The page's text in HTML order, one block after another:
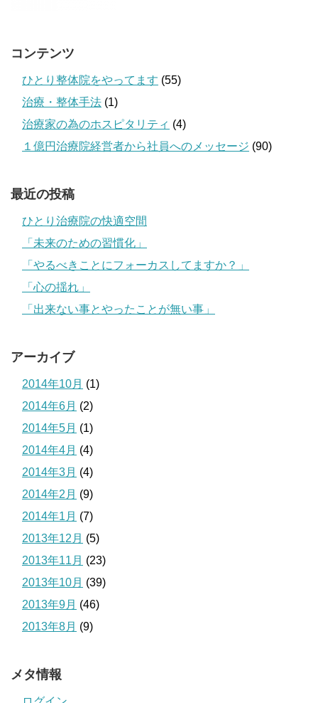
コンテンツ
ひとり整体院をやってます (55)
治療・整体手法 (1)
治療家の為のホスピタリティ (4)
１億円治療院経営者から社員へのメッセージ (90)
最近の投稿
ひとり治療院の快適空間
「未来のための習慣化」
「やるべきことにフォーカスしてますか？」
「心の揺れ」
「出来ない事とやったことが無い事」
アーカイブ
2014年10月 (1)
2014年6月 (2)
2014年5月 (1)
2014年4月 (4)
2014年3月 (4)
2014年2月 (9)
2014年1月 (7)
2013年12月 (5)
2013年11月 (23)
2013年10月 (39)
2013年9月 (46)
2013年8月 (9)
メタ情報